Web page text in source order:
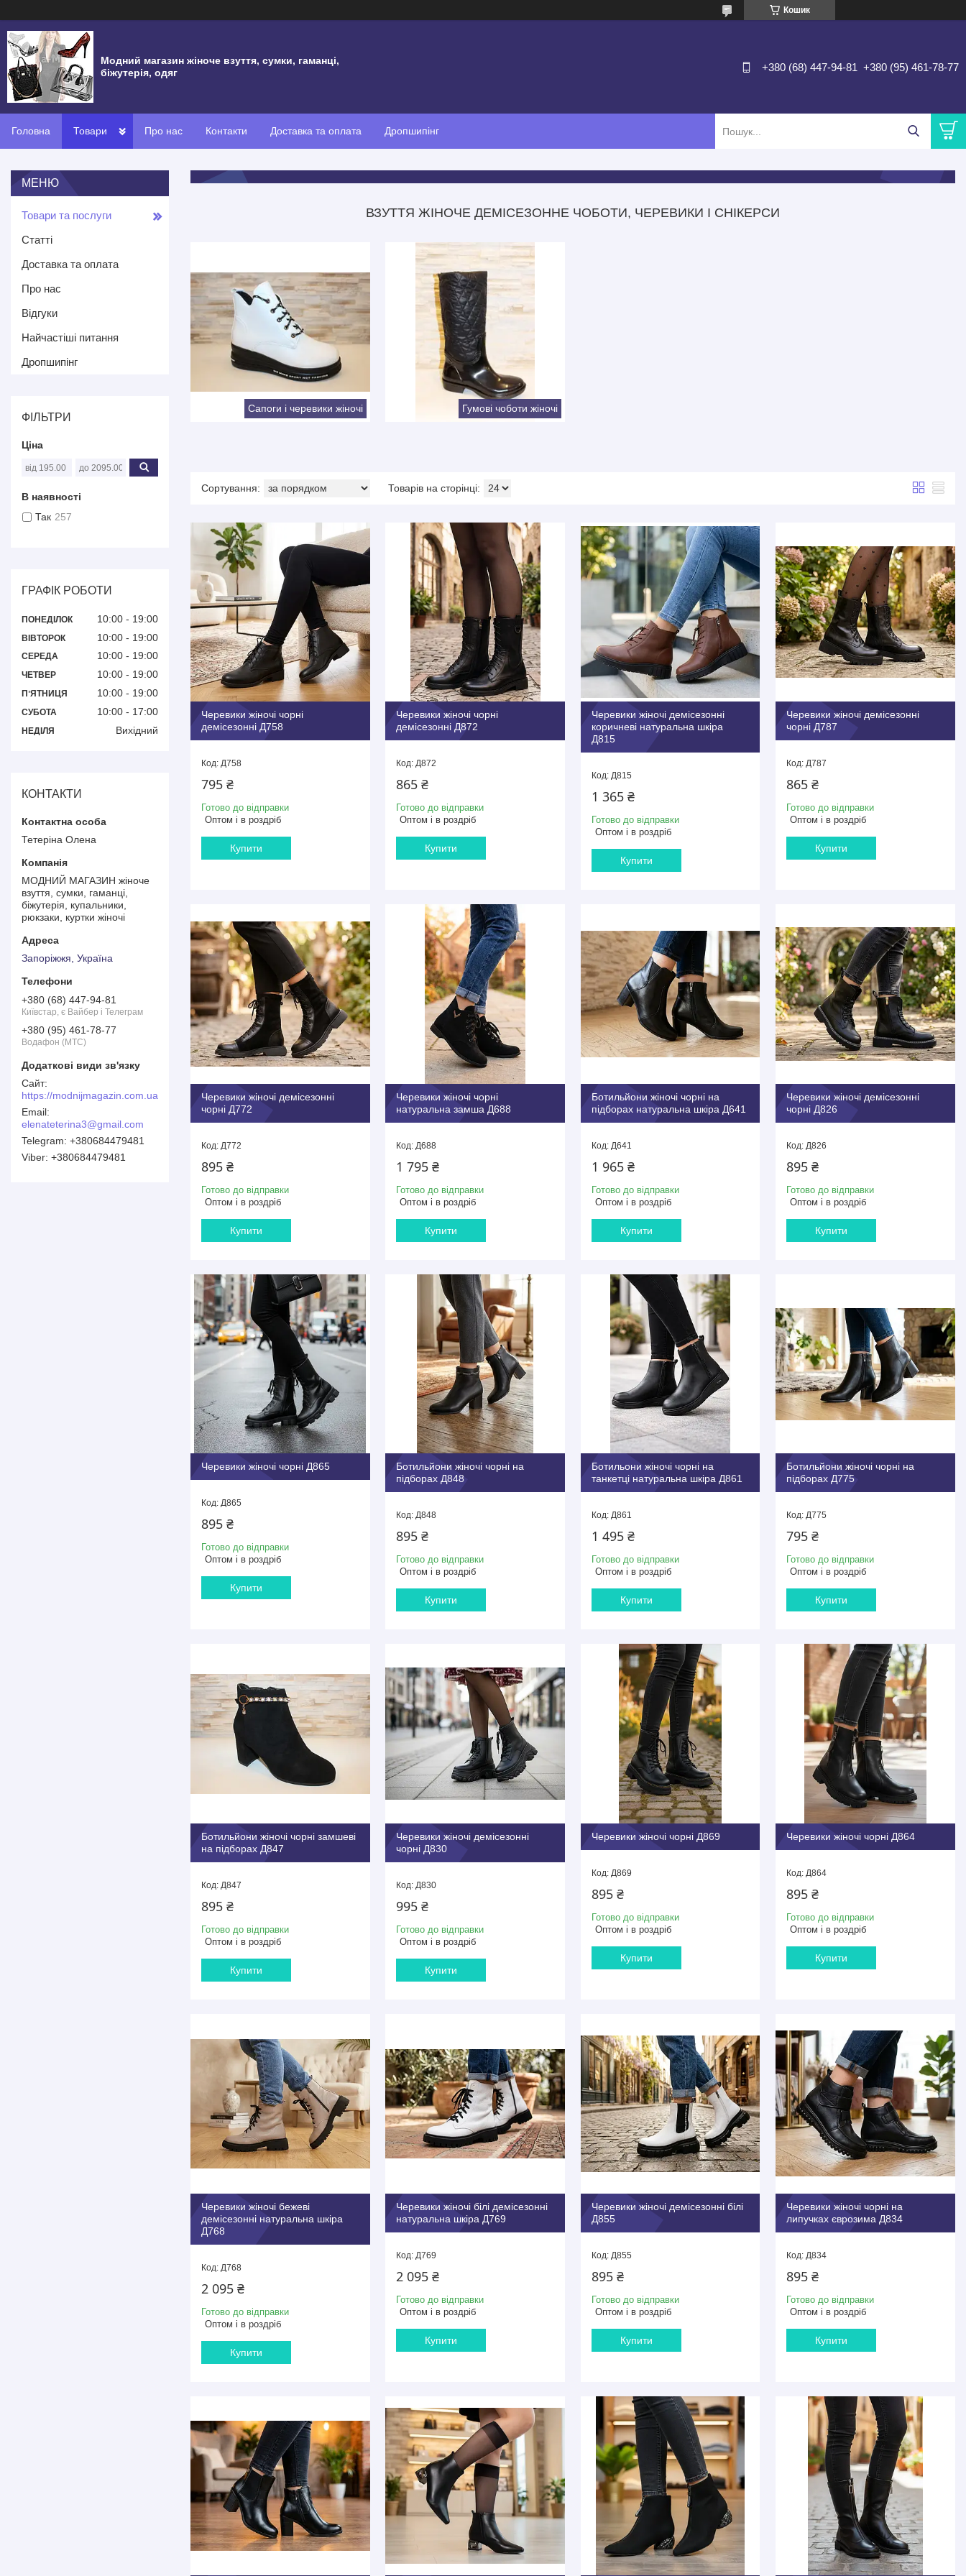
Кошик
Модний магазин жіноче взуття, сумки, гаманці,
біжутерія, одяг
+380 (68) 447-94-81 +380 (95) 461-78-77
Головна Товари Про нас Контакти Доставка та оплата Дропшипінг
ВЗУТТЯ ЖІНОЧЕ ДЕМІСЕЗОННЕ ЧОБОТИ, ЧЕРЕВИКИ І СНІКЕРСИ
Сапоги і черевики жіночі Гумові чоботи жіночі
Черевики жіночі чорні
демісезонні Д758
Д758
795 ₴
Готово до відправки
Оптом і в роздріб
Купити
Черевики жіночі чорні
демісезонні Д872
Д872
865 ₴
Готово до відправки
Оптом і в роздріб
Купити
Черевики жіночі демісезонні
коричневі натуральна шкіра
Д815
Д815
1 365 ₴
Готово до відправки
Оптом і в роздріб
Купити
Черевики жіночі демісезонні
чорні Д787
Д787
865 ₴
Готово до відправки
Оптом і в роздріб
Купити
Черевики жіночі демісезонні
чорні Д772
Д772
895 ₴
Готово до відправки
Оптом і в роздріб
Купити
Черевики жіночі чорні
натуральна замша Д688
Д688
1 795 ₴
Готово до відправки
Оптом і в роздріб
Купити
Ботильйони жіночі чорні на
підборах натуральна шкіра Д641
Д641
1 965 ₴
Готово до відправки
Оптом і в роздріб
Купити
Черевики жіночі демісезонні
чорні Д826
Д826
895 ₴
Готово до відправки
Оптом і в роздріб
Купити
Черевики жіночі чорні Д865
Д865
895 ₴
Готово до відправки
Оптом і в роздріб
Купити
Ботильйони жіночі чорні на
підборах Д848
Д848
895 ₴
Готово до відправки
Оптом і в роздріб
Купити
Ботильони жіночі чорні на
танкетці натуральна шкіра Д861
Д861
1 495 ₴
Готово до відправки
Оптом і в роздріб
Купити
Ботильйони жіночі чорні на
підборах Д775
Д775
795 ₴
Готово до відправки
Оптом і в роздріб
Купити
Ботильйони жіночі чорні замшеві
на підборах Д847
Д847
895 ₴
Готово до відправки
Оптом і в роздріб
Купити
Черевики жіночі демісезонні
чорні Д830
Д830
995 ₴
Готово до відправки
Оптом і в роздріб
Купити
Черевики жіночі чорні Д869
Д869
895 ₴
Готово до відправки
Оптом і в роздріб
Купити
Черевики жіночі чорні Д864
Д864
895 ₴
Готово до відправки
Оптом і в роздріб
Купити
Черевики жіночі бежеві
демісезонні натуральна шкіра
Д768
Д768
2 095 ₴
Готово до відправки
Оптом і в роздріб
Купити
Черевики жіночі білі демісезонні
натуральна шкіра Д769
Д769
2 095 ₴
Готово до відправки
Оптом і в роздріб
Купити
Черевики жіночі демісезонні білі
Д855
Д855
895 ₴
Готово до відправки
Оптом і в роздріб
Купити
Черевики жіночі чорні на
липучках єврозима Д834
Д834
895 ₴
Готово до відправки
Оптом і в роздріб
Купити
Товари та послуги
Статті
Доставка та оплата
Про нас
Відгуки
Найчастіші питання
Дропшипінг
ФІЛЬТРИ
Ціна
В наявності
Так 257
ГРАФІК РОБОТИ
ПОНЕДІЛОК 10:00 19:00
ВІВТОРОК 10:00 19:00
СЕРЕДА 10:00 19:00
ЧЕТВЕР 10:00 19:00
ПʼЯТНИЦЯ 10:00 19:00
СУБОТА 10:00 17:00
НЕДІЛЯ Вихідний
КОНТАКТИ
Тетеріна Олена
МОДНИЙ МАГАЗИН жіноче
взуття, сумки, гаманці,
біжутерія, купальники,
рюкзаки, куртки жіночі
Запоріжжя, Україна
+380 (68) 447-94-81
Київстар, є Вайбер і Телеграм
+380 (95) 461-78-77
Водафон (МТС)
https://modnijmagazin.com.ua
elenateterina3@gmail.com
+380684479481
+380684479481